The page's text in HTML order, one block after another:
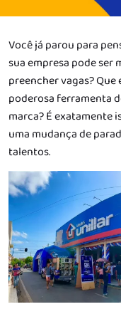
Você já parou para
sua empresa pode ser
preencher vagas?
poderosa ferramenta
marca? É exatamente
uma mudança de
talentos.